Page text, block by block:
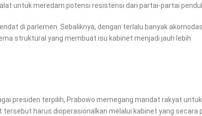
untuk meredam potensi resistensi dari partai-partai
di parlemen. Sebaliknya, dengan terlalu banyak
struktural yang membuat isu kabinet menjadi jauh lebih
presiden terpilih, Prabowo memegang mandat rakyat untuk
harus dioperasionalkan melalui kabinet yang secara